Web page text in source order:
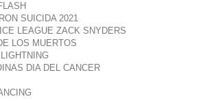
SUICIDA 2021
LEAGUE ZACK SNYDERS
LOS MUERTOS
DIA DEL CANCER